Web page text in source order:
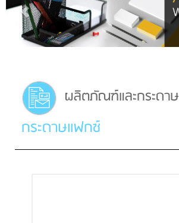
ผลิตภัณฑ์และกระดาษ
กระดาษแฟกซ์